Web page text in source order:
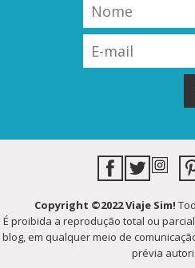
Copyright ©2022 Viaje Sim!
É proibida a reprodução total ou
blog, em qualquer meio de
prévia